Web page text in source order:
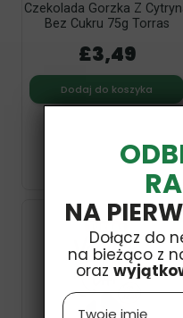
Czekolada Gorzka Z
Bez Cukru 75g Torras
£3,49
Dodaj do koszyka
V
SF
NA
Dołącz do
na bieżąco z
oraz
Name